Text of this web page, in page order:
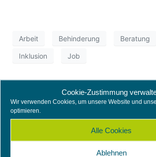
Cookie-Zustimmung
Wir verwenden Cookies, um unsere Website und
optimieren.
Alle Cookies
Ablehnen
Arbeit Behinderung Beratung
Inklusion Job
Job-Coaching – ein
Instrument für
Inklusion am